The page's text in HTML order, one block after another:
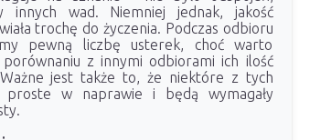
innych wad. Niemniej jednak, jakość
trochę do życzenia. Podczas odbioru
pewną liczbę usterek, choć warto
porównaniu z innymi odbiorami ich ilość
Ważne jest także to, że niektóre z tych
w naprawie i będą wymagały